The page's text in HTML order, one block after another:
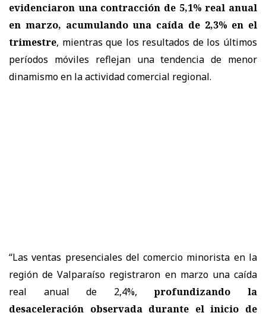
evidenciaron una contracción de 5,1% real anual
en marzo, acumulando una caída de 2,3% en el
trimestre, mientras que los resultados de los últimos
períodos móviles reflejan una tendencia de menor
dinamismo en la actividad comercial regional.
“Las ventas presenciales del comercio minorista en la
región de Valparaíso registraron en marzo una caída
real anual de 2,4%,
profundizando la
desaceleración observada durante el inicio de